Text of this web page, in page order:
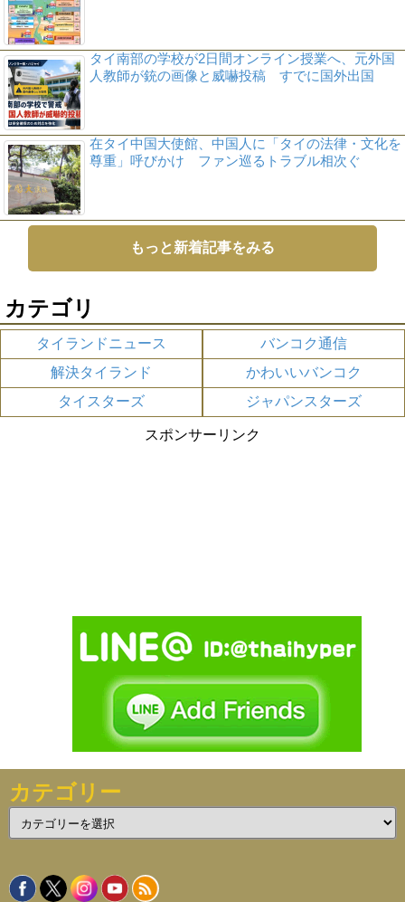
タイ南部の学校が2日間オンライン授業へ、元外国
人教師が銃の画像と威嚇投稿 すでに国外出国
在タイ中国大使館、中国人に「タイの法律・文化を
尊重」呼びかけ ファン巡るトラブル相次ぐ
もっと新着記事をみる
カテゴリ
タイランドニュース
バンコク通信
解決タイランド
かわいいバンコク
タイスターズ
ジャパンスターズ
スポンサーリンク
カテゴリー
テ
リ
ー